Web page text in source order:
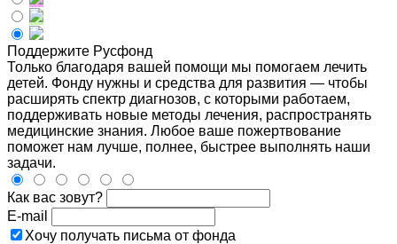
Поддержите Русфонд
Только благодаря вашей помощи мы помогаем лечить
детей. Фонду нужны и средства для развития — чтобы
расширять спектр диагнозов, с которыми работаем,
поддерживать новые методы лечения, распространять
медицинские знания. Любое ваше пожертвование
поможет нам лучше, полнее, быстрее выполнять наши
задачи.
Как вас зовут?
E-mail
Хочу получать письма от фонда